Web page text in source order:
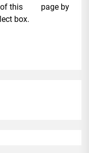
of this page by
box.